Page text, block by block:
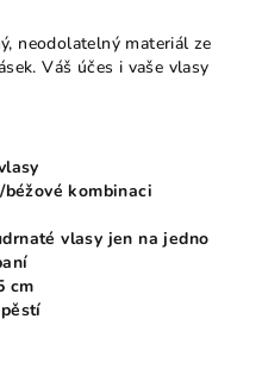
neodolatelný materiál ze
Váš účes i vaše vlasy
kombinaci
vlasy jen na jedno
cm